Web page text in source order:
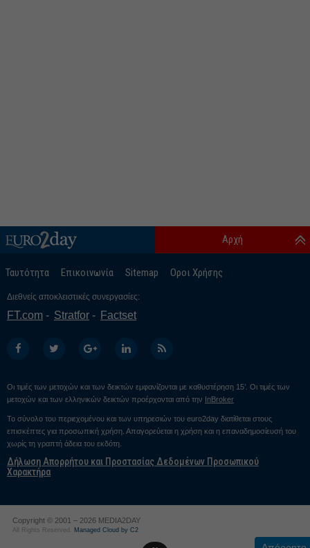
Ταυτότητα Επικοινωνία Sitemap Οροι Χρήσης
Αρχή
Διεθνείς αποκλειστικές συνεργασίες:
FT.com Stratfor Factset
Οι τιμές των μετοχών και των δεικτών εμφανίζονται με καθυστέρηση 15’. Οι τιμές των
μετοχών και των ελληνικών δεικτών προέρχονται από την InBroker
Το σύνολο του περιεχομένου και των υπηρεσιών του euro2day διατίθεται στους
επισκέπτες για προσωπική χρήση. Απαγορεύεται η χρήση και η επαναδημοσίευσή του
χωρίς τη γραπτή άδεια του εκδότη.
Δήλωση Απορρήτου και Προστασίας Δεδομένων Προσωπικού
Χαρακτήρα
Copyright © 2001 – 2026 MEDIA2DAY
All Rights Reserved. Managed Cloud by C2